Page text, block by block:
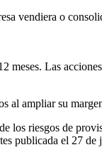
vendiera o
Las
al ampliar su
los riesgos de
publicada el 27 de